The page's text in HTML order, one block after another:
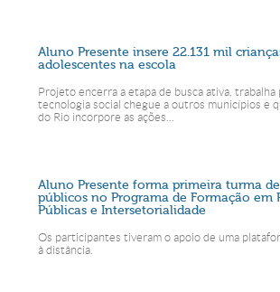
Aluno Presente insere 22.131 mil
adolescentes na escola
Projeto encerra a etapa de busca ativa, trabalha
tecnologia social chegue a outros municípios e
do Rio incorpore as ações...
Aluno Presente forma primeira turma
públicos no Programa de Formação em
Públicas e Intersetorialidade
Os participantes tiveram o apoio de uma
à distância.